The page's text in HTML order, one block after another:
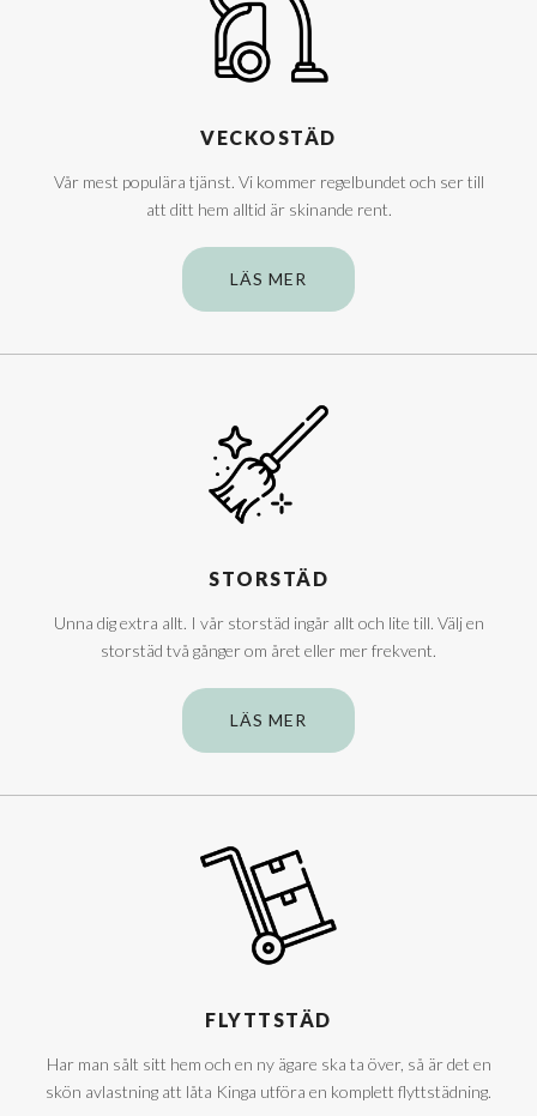
VECKOSTÄD
Vår mest populära tjänst. Vi kommer regelbundet och ser till
att ditt hem alltid är skinande rent.
LÄS MER
STORSTÄD
Unna dig extra allt. I vår storstäd ingår allt och lite till. Välj en
storstäd två gånger om året eller mer frekvent.
LÄS MER
FLYTTSTÄD
Har man sålt sitt hem och en ny ägare ska ta över, så är det en
skön avlastning att låta Kinga utföra en komplett flyttstädning.